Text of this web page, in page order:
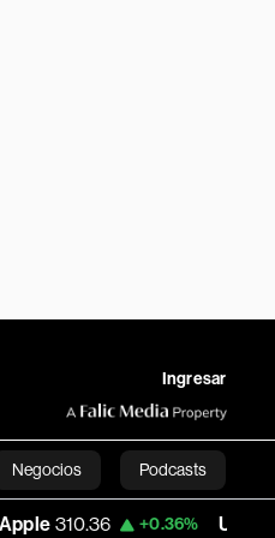
Ingresar
Negocios Podcasts
+0.36% USD COP 3,175.95